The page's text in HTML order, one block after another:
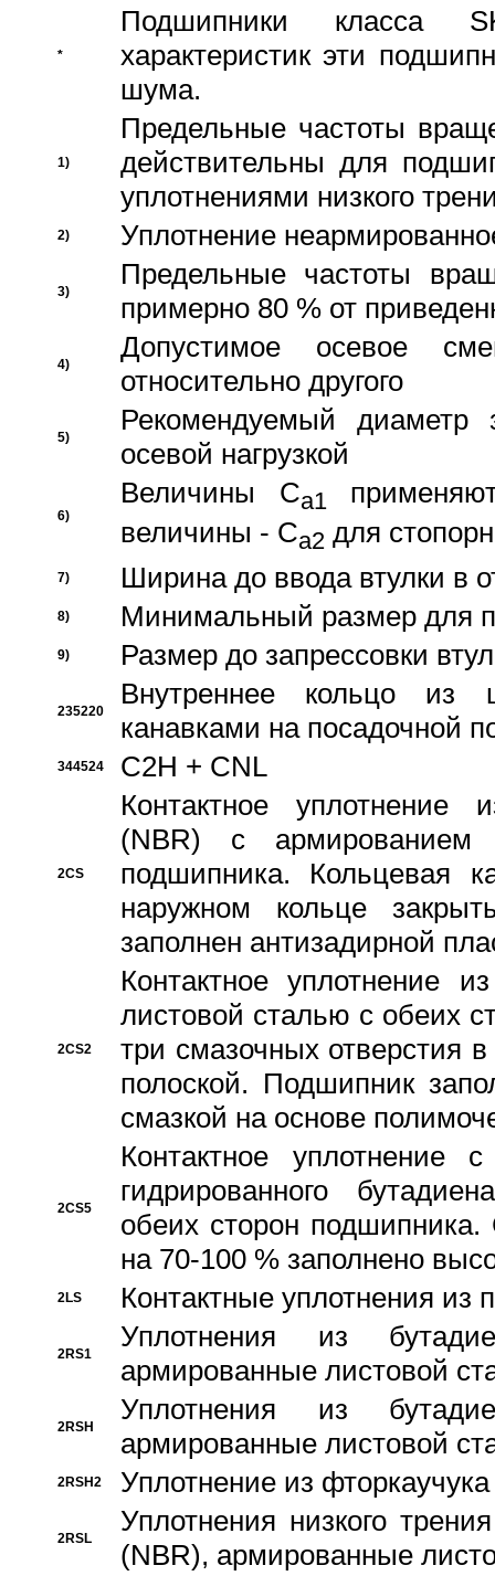
*
Подшипники класса
характеристик эти
шума.
1)
Предельные частоты
действительны для
уплотнениями низкого
2) Уплотнение
3)
Предельные частоты
примерно 80 % от
4)
Допустимое осевое
относительно другого
5)
Рекомендуемый диаметр
осевой нагрузкой
6)
Величины Ca1
величины - Ca2 для
7) Ширина до ввода втулки в
8) Минимальный размер для
9) Размер до запрессовки
235220
Внутреннее кольцо из
канавками на посадочной
344524 C2H + CNL
2CS
Контактное уплотнение
(NBR) с
подшипника. Кольцевая
наружном кольце
заполнен антизадирной
2CS2
Контактное уплотнение
листовой сталью с обеих
три смазочных отверстия
полоской. Подшипник
смазкой на основе
2CS5
Контактное уплотнение
гидрированного
обеих сторон
на 70-100 % заполнено
2LS Контактные уплотнения из
2RS1
Уплотнения из
армированные листовой
2RSH
Уплотнения из
армированные листовой
2RSH2 Уплотнение из
2RSL
Уплотнения низкого
(NBR), армированные